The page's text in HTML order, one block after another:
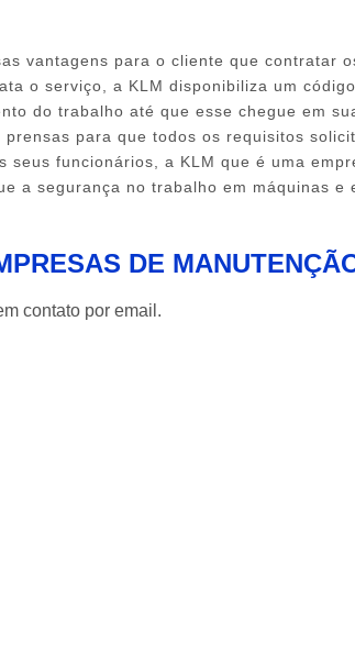
vantagens para o cliente que contratar
o serviço, a KLM disponibiliza um
do trabalho até que esse chegue em
para que todos os requisitos
funcionários, a KLM que é uma
a segurança no trabalho em máquinas e
DE
contato por email.